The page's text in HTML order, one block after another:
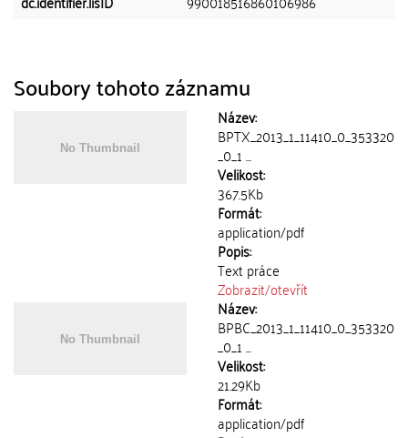
Soubory tohoto záznamu
Název:
BPTX_2013_1_11410_0_353320
_0_1 ...
Velikost:
367.5Kb
Formát:
application/pdf
Popis:
Text práce
Zobrazit/otevřít
Název:
BPBC_2013_1_11410_0_353320
_0_1 ...
Velikost:
21.29Kb
Formát:
application/pdf